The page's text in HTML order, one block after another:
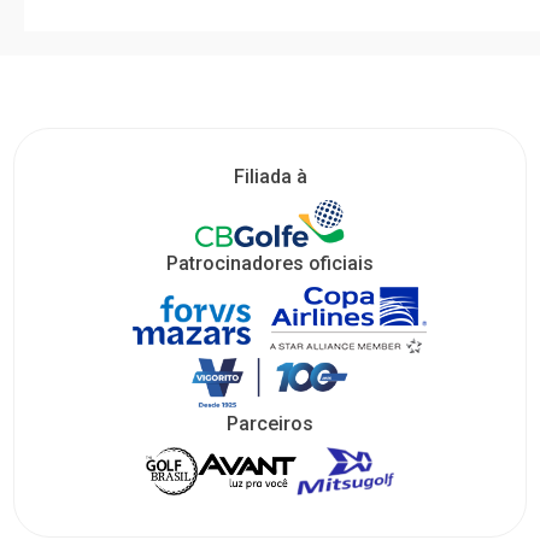
Filiada à
Patrocinadores oficiais
Parceiros